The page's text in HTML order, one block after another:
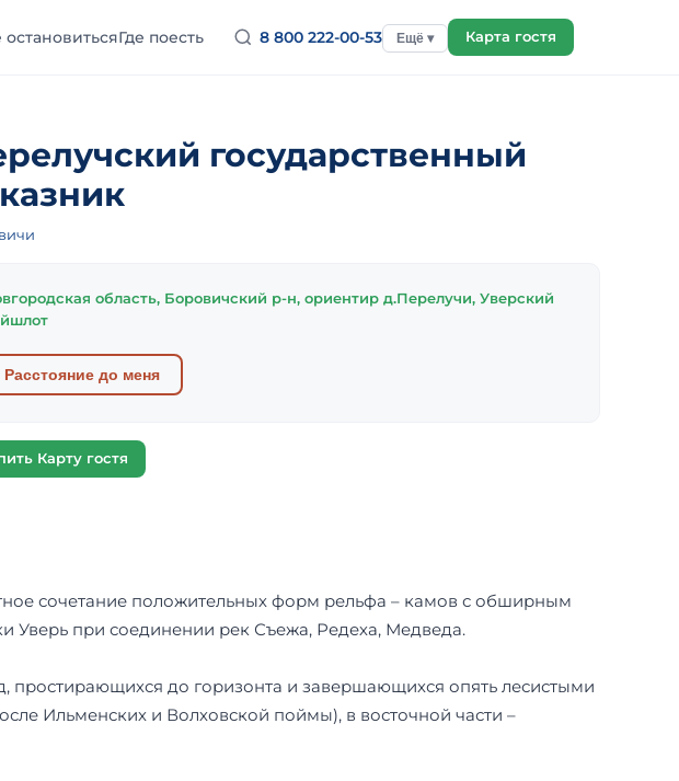
остановитьсяГде поесть 8 800 222-00-53 Ещё ▾ Карта гостя
государственный
область, Боровичский р-н, ориентир д.Перелучи, Уверский
Расстояние до меня
Карту гостя
сочетание положительных форм рельфа – камов с обширным
Уверь при соединении рек Съежа, Редеха, Медведа.
простирающихся до горизонта и завершающихся опять лесистыми
Ильменских и Волховской поймы), в восточной части –